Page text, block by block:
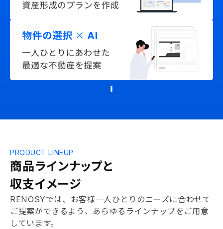
商品ラインナップと
収支イメージ
PRODUCT LINEUP
RENOSYでは、お客様一人ひとりのニーズに合わせて
ご提案ができるよう、あらゆるラインナップをご用意
しています。